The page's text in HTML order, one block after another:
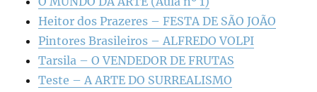
Heitor dos Prazeres – FESTA DE SÃO JOÃO
Pintores Brasileiros – ALFREDO VOLPI
Tarsila – O VENDEDOR DE FRUTAS
Teste – A ARTE DO SURREALISMO